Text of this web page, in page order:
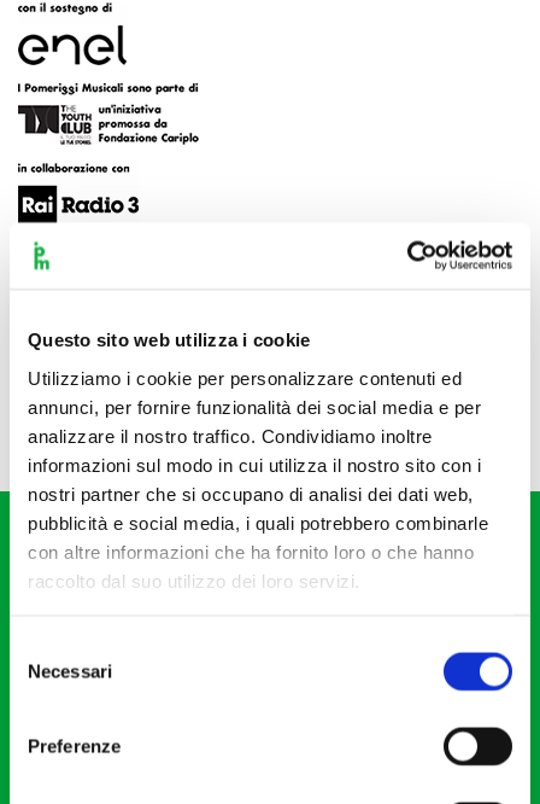
Questo sito web utilizza i cookie
Utilizziamo i cookie per personalizzare contenuti ed
annunci, per fornire funzionalità dei social media e per
analizzare il nostro traffico. Condividiamo inoltre
informazioni sul modo in cui utilizza il nostro sito con i
nostri partner che si occupano di analisi dei dati web,
pubblicità e social media, i quali potrebbero combinarle
con altre informazioni che ha fornito loro o che hanno
raccolto dal suo utilizzo dei loro servizi.
delNecessari
Preferenze
Fondazione I Pomeriggi Musicali
Partita Iva 04410060158